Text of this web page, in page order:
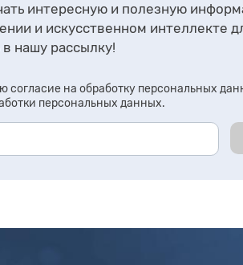
интересную и полезную
и искусственном интеллекте
нашу рассылку!
согласие на обработку персональных
персональных данных.